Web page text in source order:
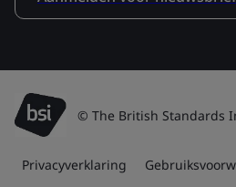
© The British Standards
Privacyverklaring